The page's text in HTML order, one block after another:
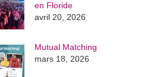
en Floride
avril 20, 2026
Mutual Matching
mars 18, 2026